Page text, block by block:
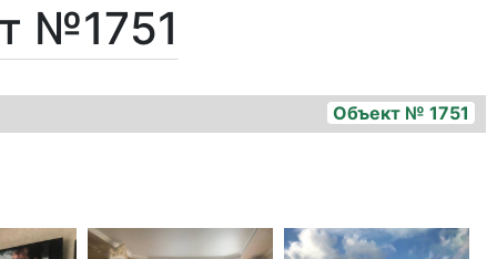
№1751
Объект № 1751